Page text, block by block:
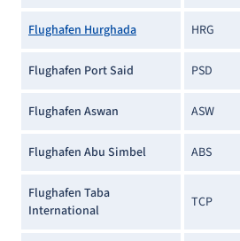
Flughafen Hurghada HRG
Flughafen Port Said PSD
Flughafen Aswan ASW
Flughafen Abu Simbel ABS
Flughafen Taba
International
TCP